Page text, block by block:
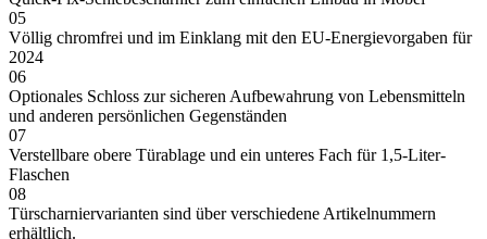
05
Völlig chromfrei und im Einklang mit den EU-Energievorgaben für
2024
06
Optionales Schloss zur sicheren Aufbewahrung von Lebensmitteln
und anderen persönlichen Gegenständen
07
Verstellbare obere Türablage und ein unteres Fach für 1,5-Liter-
Flaschen
08
Türscharniervarianten sind über verschiedene Artikelnummern
erhältlich.